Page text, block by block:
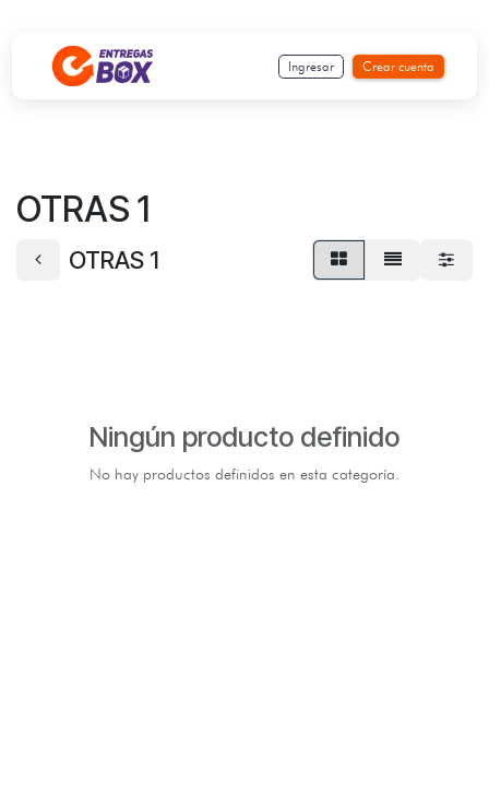
Ingresar Crear cuenta
OTRAS 1
OTRAS 1
Ningún producto definido
No hay productos definidos en esta categoría.